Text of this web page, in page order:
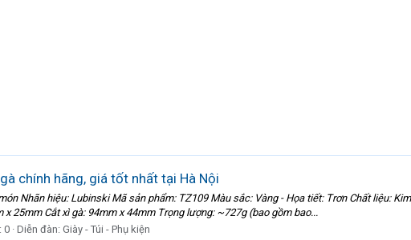
chính hãng, giá tốt nhất tại Hà Nội
Nhãn hiệu: Lubinski Mã sản phẩm: TZ109 Màu sắc: Vàng - Họa tiết: Trơn Chất liệu:
25mm Cắt xì gà: 94mm x 44mm Trọng lượng: ~727g (bao gồm bao...
0 Diễn đàn: Giày - Túi - Phụ kiện